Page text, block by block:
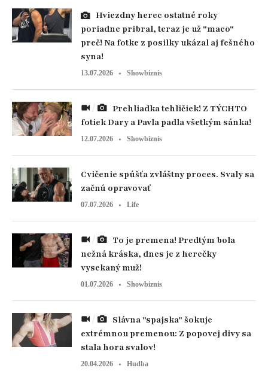
poriadne pribral, teraz je už "maco"
preč! Na fotke z posilky ukázal aj fešného
syna!
13.07.2026 Showbiznis
fotiek Dary a Pavla padla všetkým sánka!
12.07.2026 Showbiznis
Cvičenie spúšťa zvláštny proces. Svaly sa
začnú opravovať
07.07.2026 Life
nežná kráska, dnes je z herečky
vysekaný muž!
01.07.2026 Showbiznis
extrémnou premenou: Z popovej divy sa
stala hora svalov!
20.04.2026 Hudba